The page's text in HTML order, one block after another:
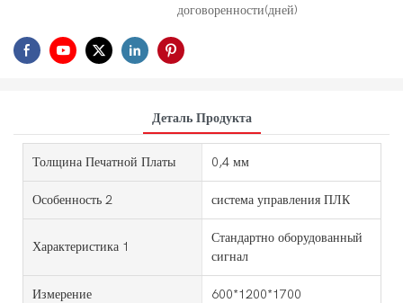
договоренности(дней)
Деталь Продукта
Толщина Печатной Платы 0,4 мм
Особенность 2 система управления ПЛК
Характеристика 1
Стандартно оборудованный
сигнал
Измерение 600*1200*1700